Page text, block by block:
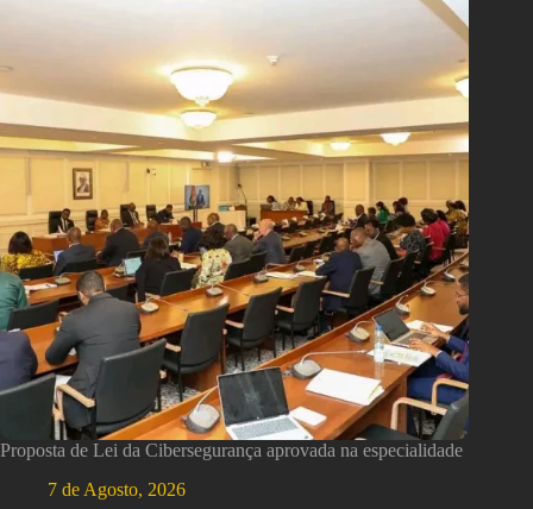
Proposta de Lei da Cibersegurança aprovada na especialidade
7 de Agosto, 2026